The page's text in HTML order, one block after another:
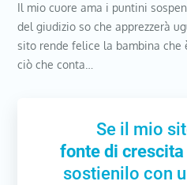
Il mio cuore ama i puntini
del giudizio so che apprezzerà
sito rende felice la bambina che
ciò che conta…
Se il mio
fonte di
sostienilo con